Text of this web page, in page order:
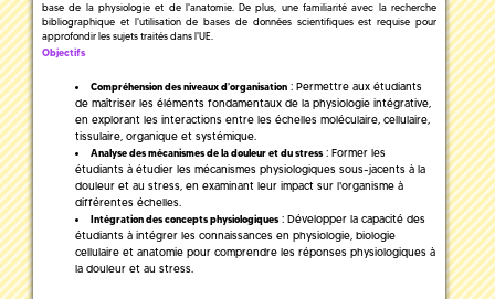
base de la physiologie et de l'anatomie. De plus, une familiarité avec la recherche
bibliographique et l'utilisation de bases de données scientifiques est requise pour
approfondir les sujets traités dans l'UE.
Objectifs
Compréhension des niveaux d'organisation : Permettre aux étudiants
de maîtriser les éléments fondamentaux de la physiologie intégrative,
en explorant les interactions entre les échelles moléculaire, cellulaire,
tissulaire, organique et systémique.
Analyse des mécanismes de la douleur et du stress : Former les
étudiants à étudier les mécanismes physiologiques sous-jacents à la
douleur et au stress, en examinant leur impact sur l'organisme à
différentes échelles.
Intégration des concepts physiologiques : Développer la capacité des
étudiants à intégrer les connaissances en physiologie, biologie
cellulaire et anatomie pour comprendre les réponses physiologiques à
la douleur et au stress.